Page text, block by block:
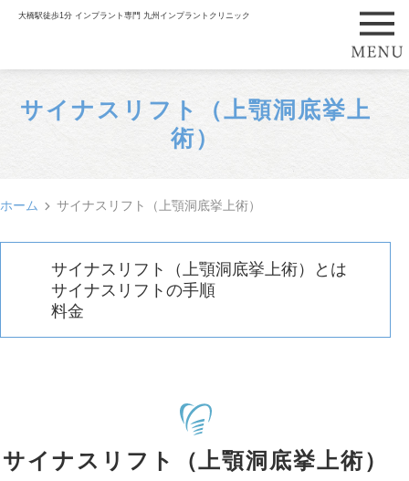
大橋駅徒歩1分 インプラント専門 九州インプラントクリニック
サイナスリフト（上顎洞底挙上
術）
ホーム サイナスリフト（上顎洞底挙上術）
サイナスリフト（上顎洞底挙上術）とは
サイナスリフトの手順
料金
サイナスリフト（上顎洞底挙上術）